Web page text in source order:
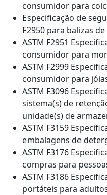
consumidor para
Especificação de
F2950 para balizas
ASTM F2951
consumidor para
ASTM F2999
consumidor para
ASTM F3096
sistema(s) de
unidade(s) de
ASTM F3159
embalagens de
ASTM F3176
compras para
ASTM F3186
portáteis para